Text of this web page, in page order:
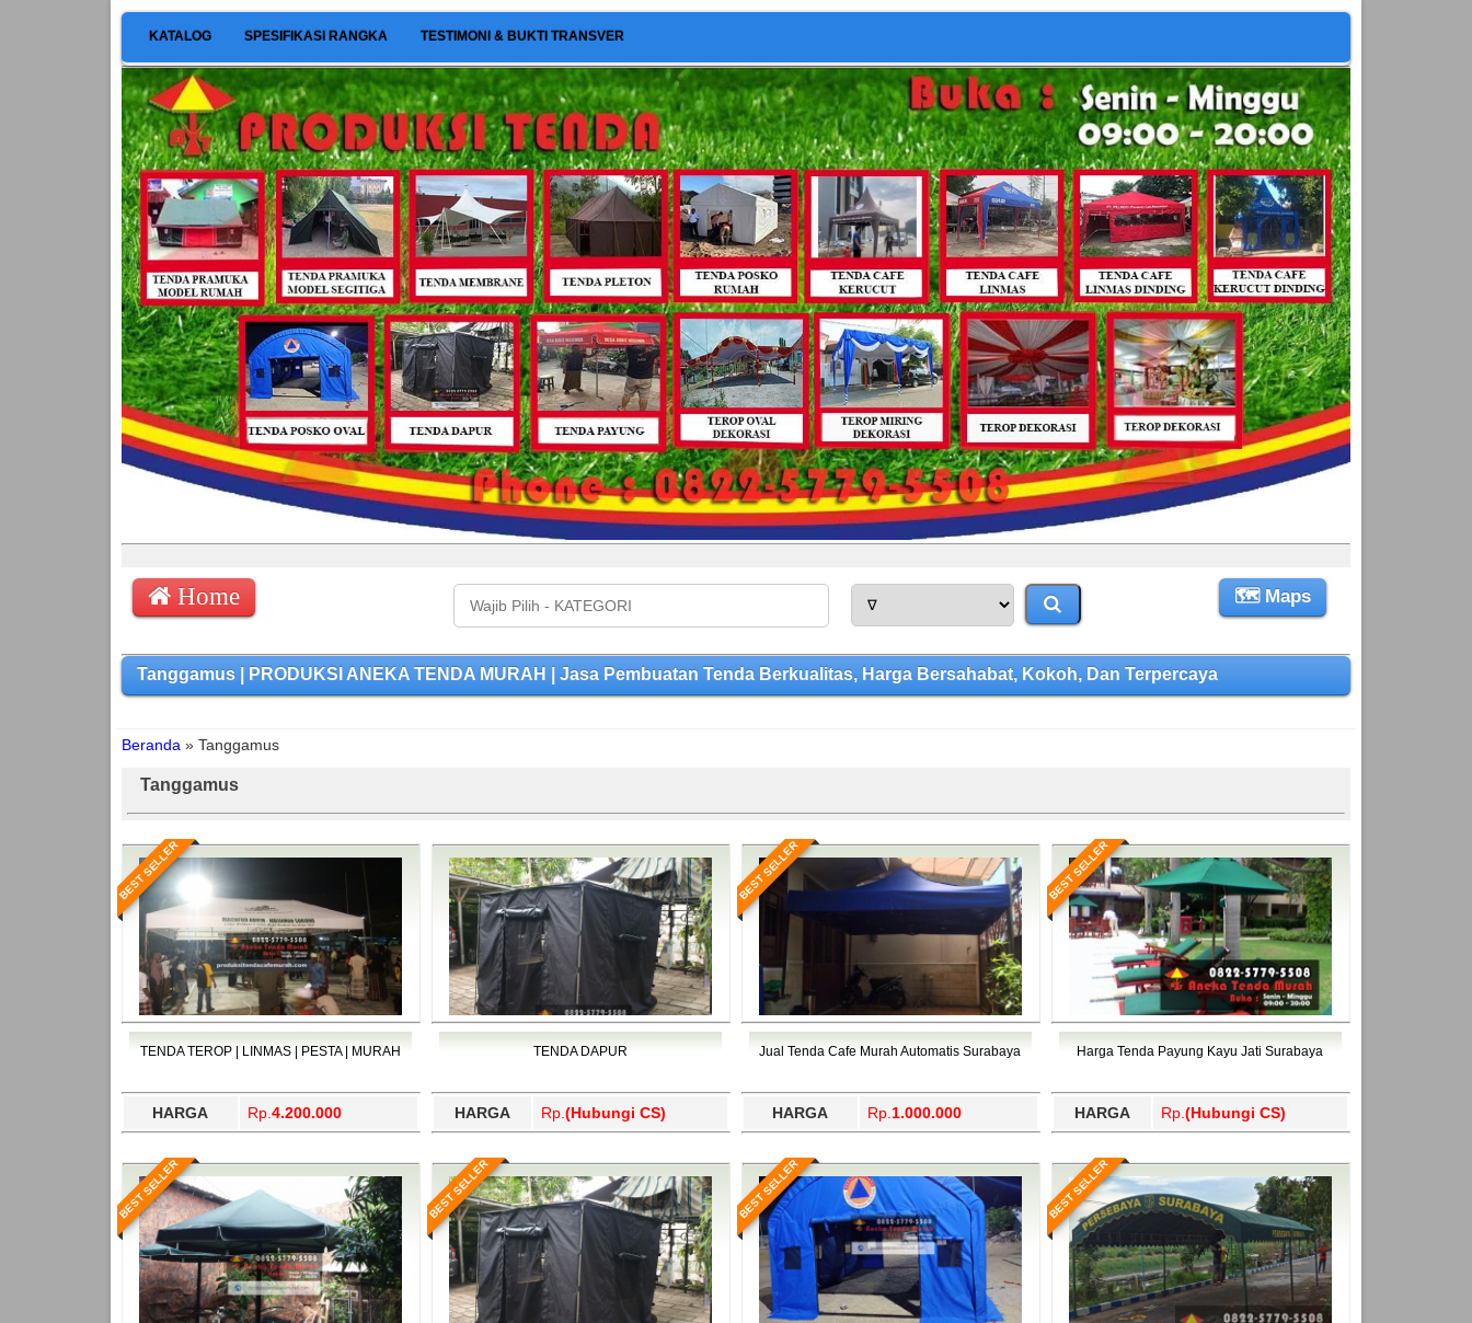
KATALOG SPESIFIKASI RANGKA TESTIMONI & BUKTI TRANSVER
Home 🗺 Maps
Tanggamus | PRODUKSI ANEKA TENDA MURAH | Jasa Pembuatan Tenda Berkualitas, Harga Bersahabat, Kokoh, Dan Terpercaya
Beranda » Tanggamus
Tanggamus
BEST SELLER
TENDA TEROP | LINMAS | PESTA | MURAH
HARGA Rp. 4.200.000
TENDA DAPUR
HARGA Rp. (Hubungi CS)
BEST SELLER
Jual Tenda Cafe Murah Automatis Surabaya
HARGA Rp. 1.000.000
BEST SELLER
Harga Tenda Payung Kayu Jati Surabaya
HARGA Rp. (Hubungi CS)
BEST SELLER BEST SELLER BEST SELLER BEST SELLER